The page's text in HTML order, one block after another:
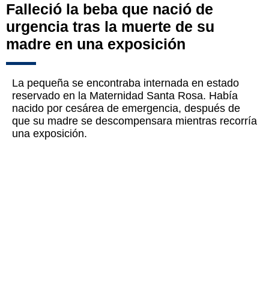
Falleció la beba que nació de
urgencia tras la muerte de su
madre en una exposición
La pequeña se encontraba internada en estado
reservado en la Maternidad Santa Rosa. Había
nacido por cesárea de emergencia, después de
que su madre se descompensara mientras recorría
una exposición.